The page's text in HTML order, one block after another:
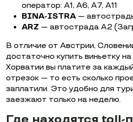
оператор: A1, A6, A7, A11
BINA-ISTRA—
ARZ — автострада A2
В отличие от Австрии,
достаточно купить виньетку на
Хорватии вы платите за
отрезок — то есть сколько
заплатили. Это удобно для
заезжают только на неделю.